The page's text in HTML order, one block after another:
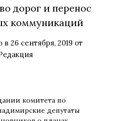
дорог и перенос
коммуникаций
в 26 сентября, 2019 от
комитета по
депутаты